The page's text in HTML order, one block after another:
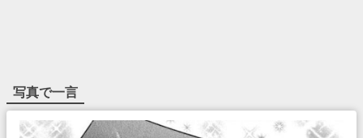
写真で一言